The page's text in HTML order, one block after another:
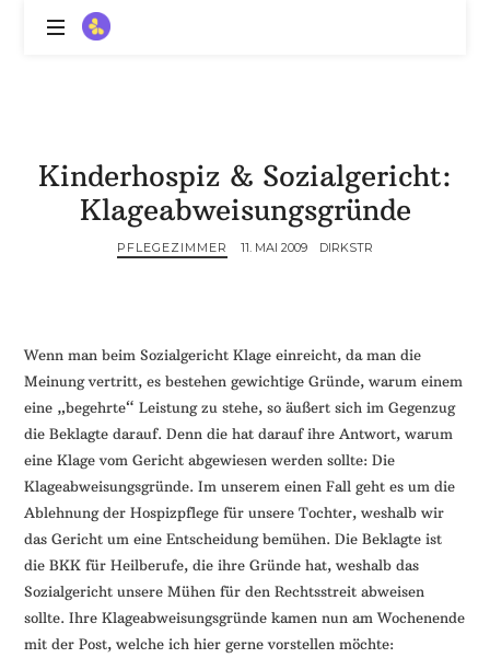
ZitronenBitter
mit
-
dein
Mut
und
ein
Lächeln
//
Kinderhospiz & Sozialgericht:
Klageabweisungsgründe
PFLEGEZIMMER 11. MAI 2009 DIRKSTR
Wenn man beim Sozialgericht Klage einreicht, da man die
Meinung vertritt, es bestehen gewichtige Gründe, warum einem
eine „begehrte“ Leistung zu stehe, so äußert sich im Gegenzug
die Beklagte darauf. Denn die hat darauf ihre Antwort, warum
eine Klage vom Gericht abgewiesen werden sollte: Die
Klageabweisungsgründe. Im unserem einen Fall geht es um die
Ablehnung der Hospizpflege für unsere Tochter, weshalb wir
das Gericht um eine Entscheidung bemühen. Die Beklagte ist
die BKK für Heilberufe, die ihre Gründe hat, weshalb das
Sozialgericht unsere Mühen für den Rechtsstreit abweisen
sollte. Ihre Klageabweisungsgründe kamen nun am Wochenende
mit der Post, welche ich hier gerne vorstellen möchte: